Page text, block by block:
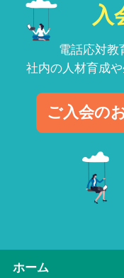
入
電話応対教
社内の人材育成
ご入会の
ホーム